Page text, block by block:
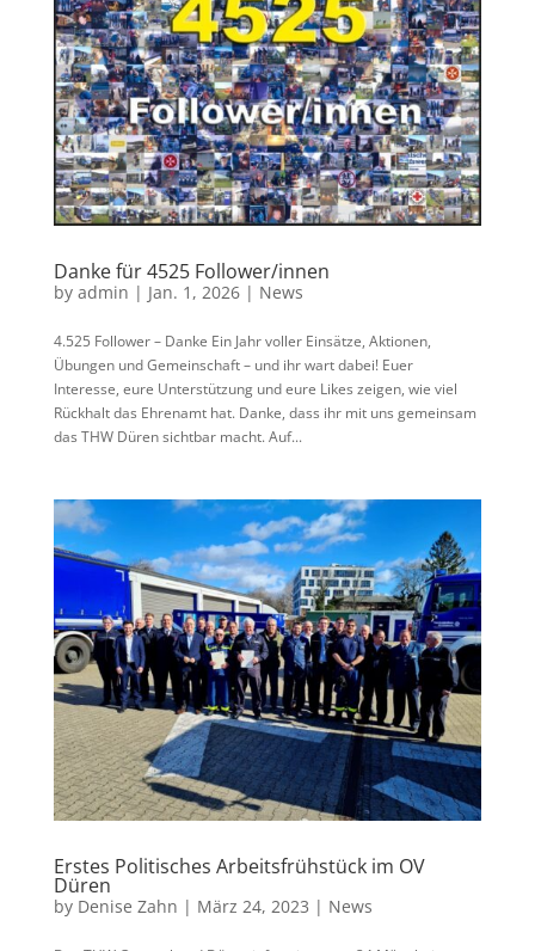
Danke für 4525 Follower/innen
by admin | Jan. 1, 2026| News
4.525 Follower – Danke Ein Jahr voller Einsätze, Aktionen,
Übungen und Gemeinschaft – und ihr wart dabei! Euer
Interesse, eure Unterstützung und eure Likes zeigen, wie viel
Rückhalt das Ehrenamt hat. Danke, dass ihr mit uns gemeinsam
das THW Düren sichtbar macht. Auf...
Erstes Politisches Arbeitsfrühstück im OV
Düren
by Denise Zahn | März 24, 2023 | News